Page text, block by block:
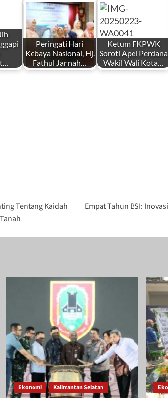
Peringati Hari
Kebaya Nasional, Hj.
Fathul Jannah…
Ketum FKPWK
Soroti Apel Perdana
Wakil Wali Kota…
Tentang Kaidah
Empat Tahun BSI:
Ekonomi Kalimantan Selatan